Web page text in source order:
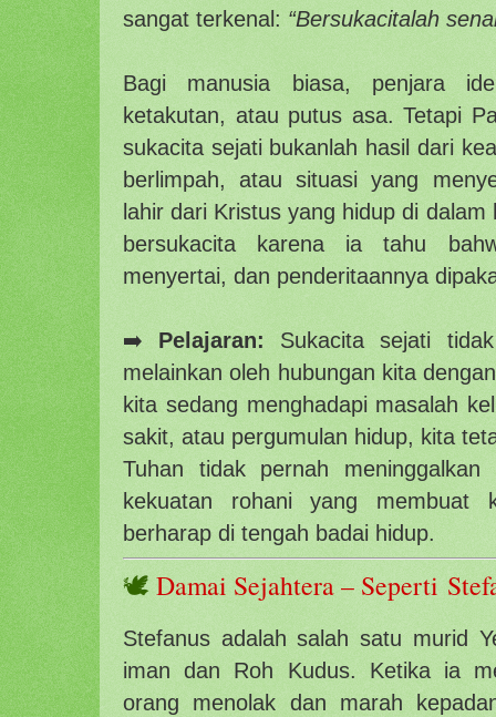
sangat terkenal: “Bersukacitalah
Bagi manusia biasa, penjara
ketakutan, atau putus asa. Tetapi
sukacita sejati bukanlah hasil dari
berlimpah, atau situasi yang
lahir dari Kristus yang hidup di
bersukacita karena ia tahu
menyertai, dan penderitaannya
➡️ Pelajaran: Sukacita sejati
melainkan oleh hubungan kita
kita sedang menghadapi masalah
sakit, atau pergumulan hidup, kita
Tuhan tidak pernah
kekuatan rohani yang membuat
berharap di tengah badai hidup.
🕊️Damai Sejahtera – Seperti
Stefanus adalah salah satu murid
iman dan Roh Kudus. Ketika ia
orang menolak dan marah